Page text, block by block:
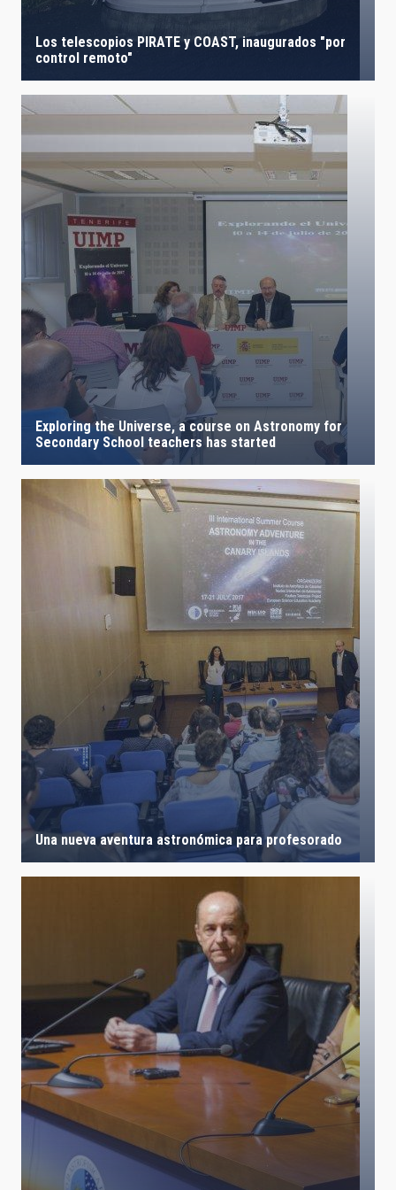
Los telescopios PIRATE y COAST, inaugurados "por
control remoto"
Exploring the Universe, a course on Astronomy for
Secondary School teachers has started
Una nueva aventura astronómica para profesorado